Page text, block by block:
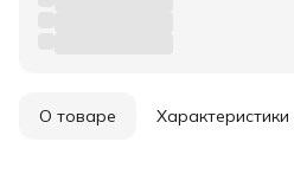
О товаре Характеристики